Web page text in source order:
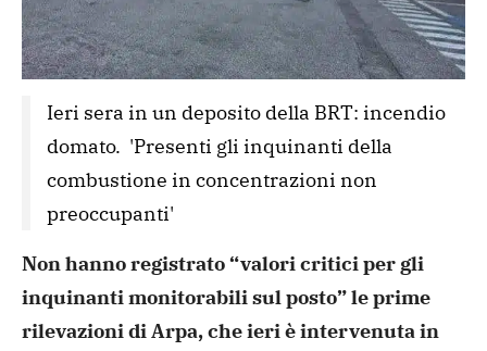
Ieri sera in un deposito della BRT: incendio
domato.  'Presenti gli inquinanti della
combustione in concentrazioni non
preoccupanti'
Non hanno registrato “valoricritici per gli
inquinanti monitorabili sul posto” le prime
rilevazioni di Arpa, che ieri è intervenuta in